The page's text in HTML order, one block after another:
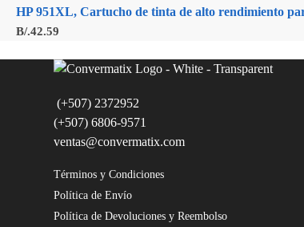
HP 951XL, Cartucho de tinta de alto rendimiento
B/.42.59
(+507) 2372952
(+507) 6806-9571
ventas@convermatix.com
Términos y Condiciones
Política de Envío
Política de Devoluciones y Reembolso